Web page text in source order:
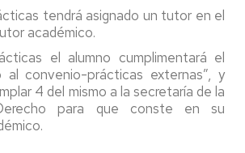
tendrá asignado un tutor en el
académico.
el alumno cumplimentará el
al convenio-prácticas externas”, y
4 del mismo a la secretaría de la
para que conste en su